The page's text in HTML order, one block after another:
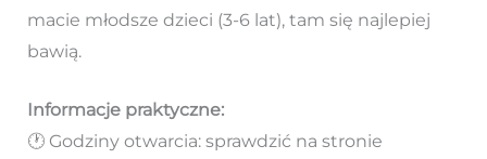
macie młodsze dzieci (3-6 lat), tam się najlepiej
bawią.
Informacje praktyczne:
🕐 Godziny otwarcia: sprawdzić na stronie